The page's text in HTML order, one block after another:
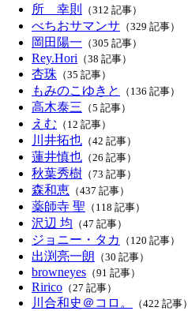
所 幸則 （312 記事）
べちおサマンサ （329 記事）
岡田陽一 （305 記事）
Rey.Hori （38 記事）
杏珠 （35 記事）
もみのこゆきと （136 記事）
高木泰三 （5 記事）
えむ （12 記事）
川井拓也 （42 記事）
蓮井慎也 （26 記事）
秋葉秀樹 （73 記事）
森和恵 （437 記事）
薬師寺 聖 （118 記事）
沢辺 均 （47 記事）
ジョニー・タカ （120 記事）
出渕亮一朗 （30 記事）
browneyes （91 記事）
Ririco （27 記事）
川合和史＠コロ。 （422 記事）